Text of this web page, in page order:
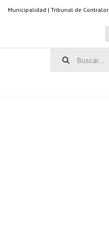
Municipalidad | Tribunal de Contralor